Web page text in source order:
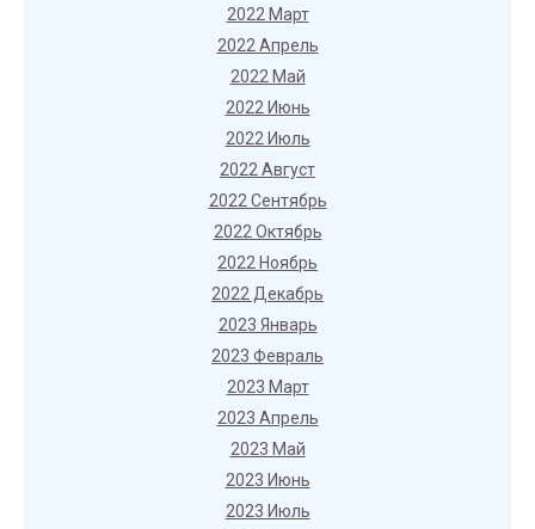
2022 Март
2022 Апрель
2022 Май
2022 Июнь
2022 Июль
2022 Август
2022 Сентябрь
2022 Октябрь
2022 Ноябрь
2022 Декабрь
2023 Январь
2023 Февраль
2023 Март
2023 Апрель
2023 Май
2023 Июнь
2023 Июль